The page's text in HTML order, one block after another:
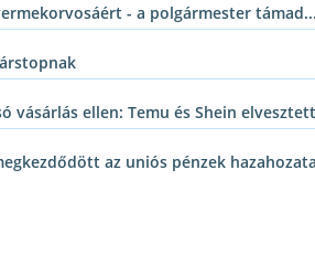
- a polgármester támad...
vásárlás ellen: Temu és Shein
az uniós pénzek